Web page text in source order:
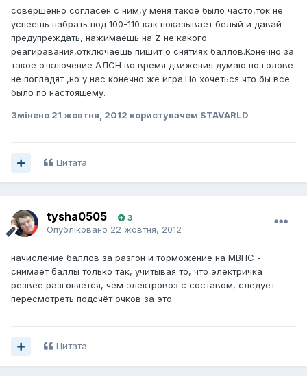
совершенно согласен с ним,у меня такое было часто,ток не
успеешь набрать под 100-110 как показывает белый и давай
предупреждать, нажимаешь на Z не какого
реагиравания,отключаешь пишит о снятиях баллов.Конечно за
такое отключение АЛСН во время движения думаю по голове
не погладят ,но у нас конечно же игра.Но хочеться что бы все
было по настоящёму.
Змінено 21 жовтня, 2012 користувачем STAVARLD
Цитата
tysha0505 3
Опубліковано 22 жовтня, 2012
начисление баллов за разгон и торможение на МВПС -
снимает баллы только так, учитывая то, что электричка
резвее разгоняется, чем электровоз с составом, следует
пересмотреть подсчёт очков за это
Цитата